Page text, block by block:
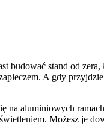
budować stand od
A gdy
na aluminiowych
Możesz je